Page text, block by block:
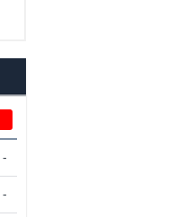
-
-